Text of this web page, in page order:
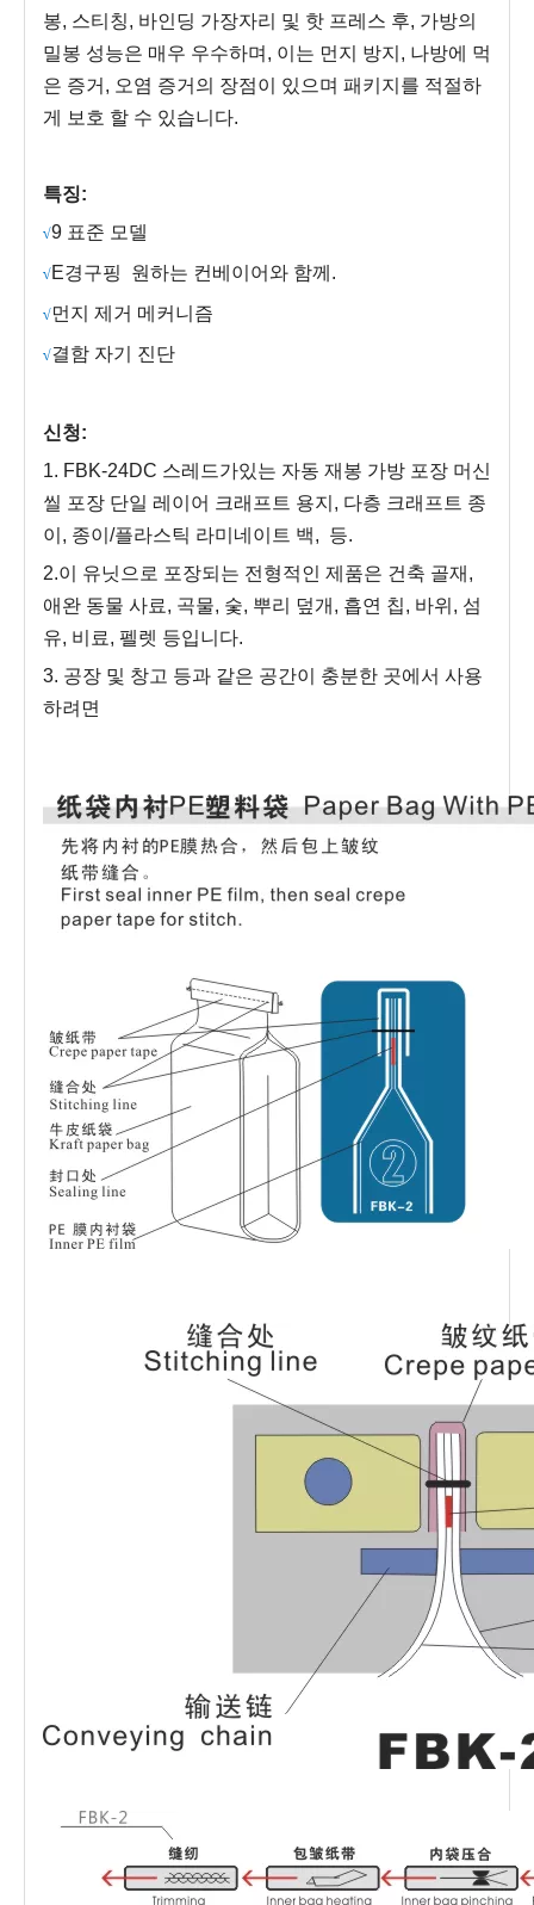
봉, 스티칭, 바인딩 가장자리 및 핫 프레스 후, 가방의
밀봉 성능은 매우 우수하며, 이는 먼지 방지, 나방에 먹
은 증거, 오염 증거의 장점이 있으며 패키지를 적절하
게 보호 할 수 있습니다.
특징:
√9 표준 모델
√E경구핑 원하는 컨베이어와 함께.
√먼지 제거 메커니즘
√결함 자기 진단
신청:
1. FBK-24DC 스레드가있는 자동 재봉 가방 포장 머신
씰 포장 단일 레이어 크래프트 용지, 다층 크래프트 종
이, 종이/플라스틱 라미네이트 백, 등.
2.이 유닛으로 포장되는 전형적인 제품은 건축 골재,
애완 동물 사료, 곡물, 숯, 뿌리 덮개, 흡연 칩, 바위, 섬
유, 비료, 펠렛 등입니다.
3. 공장 및 창고 등과 같은 공간이 충분한 곳에서 사용
하려면